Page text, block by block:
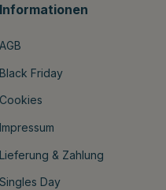
Informationen
AGB
Black Friday
Cookies
Impressum
Lieferung & Zahlung
Singles Day